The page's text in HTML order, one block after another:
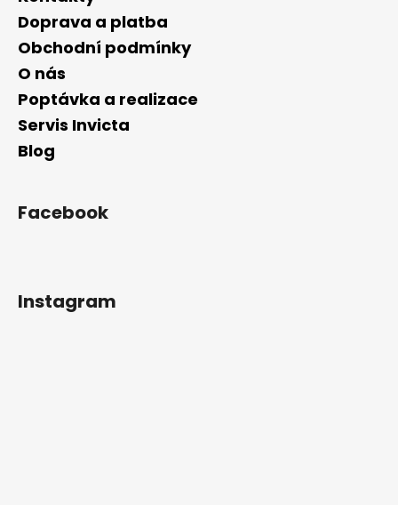
Doprava a platba
Obchodní podmínky
O nás
Poptávka a realizace
Servis Invicta
Blog
Facebook
Instagram